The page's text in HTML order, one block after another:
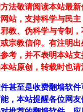
法敬请阅读本站最
站，支持科学与民
教、伪科学与专制
宗教信仰。有注明
考，并不表明本站支
站原创，转载时也请
甚至是收费翻墙软
，本站提醒各位网